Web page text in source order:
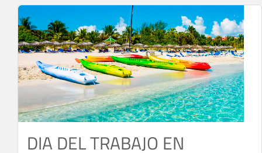
DIA DEL TRABAJO EN